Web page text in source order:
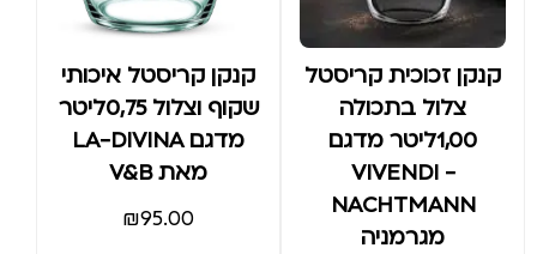
קנקן זכוכית קריסטל
צלול בתכולה
1,00ליטר מדגם
VIVENDI -
NACHTMANN
מגרמניה
קנקן קריסטל איכותי
שקוף וצלול 0,75ליטר
מדגם LA-DIVINA
מאת V&B
₪95.00